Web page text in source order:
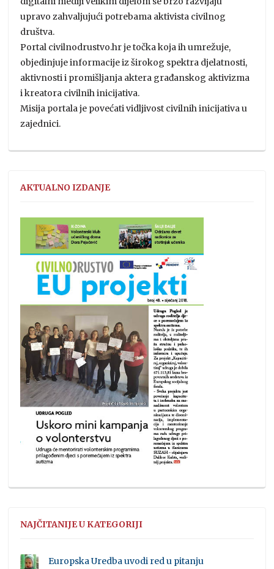
upravo zahvaljujući potrebama aktivista civilnog
društva.
Portal civilnodrustvo.hr je točka koja ih umrežuje,
objedinjuje informacije iz širokog spektra djelatnosti,
aktivnosti i promišljanja aktera građanskog aktivizma
i kreatora civilnih inicijativa.
Misija portala je povećati vidljivost civilnih inicijativa u
zajednici.
AKTUALNO IZDANJE
NAJČITANIJE U KATEGORIJI
Europska Uredba uvodi red u pitanju